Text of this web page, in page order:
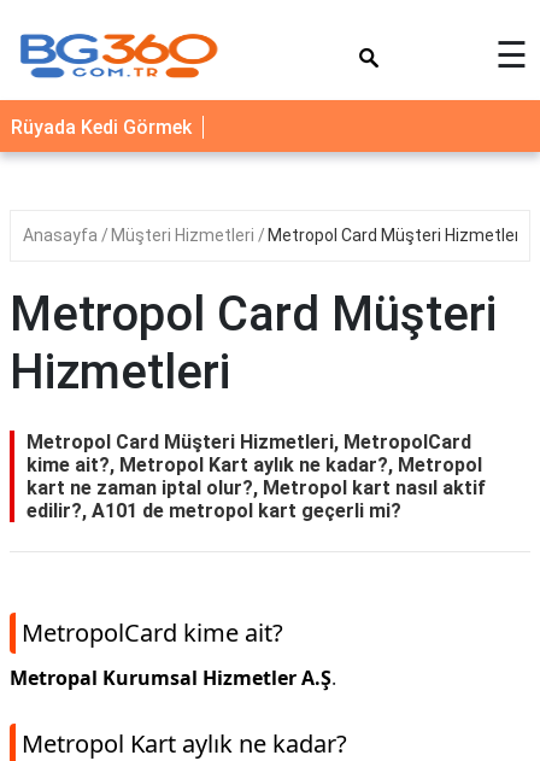
YEMEK
TARİFLERİ
SAĞLIK
İLETİŞİM
☰
Rüyada Kedi Görmek
Anasayfa Müşteri Hizmetleri Metropol Card Müşteri Hizmetleri
Metropol Card Müşteri
Hizmetleri
Metropol Card Müşteri Hizmetleri, MetropolCard
kime ait?, Metropol Kart aylık ne kadar?, Metropol
kart ne zaman iptal olur?, Metropol kart nasıl aktif
edilir?, A101 de metropol kart geçerli mi?
MetropolCard kime ait?
Metropal Kurumsal Hizmetler A.Ş.
Metropol Kart aylık ne kadar?